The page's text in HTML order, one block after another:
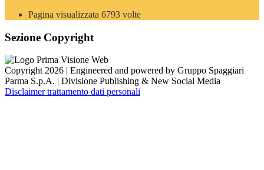
Pagina visualizzata 6793 volte
Sezione Copyright
Copyright 2026 | Engineered and powered by Gruppo Spaggiari
Parma S.p.A. | Divisione Publishing & New Social Media
Disclaimer trattamento dati personali